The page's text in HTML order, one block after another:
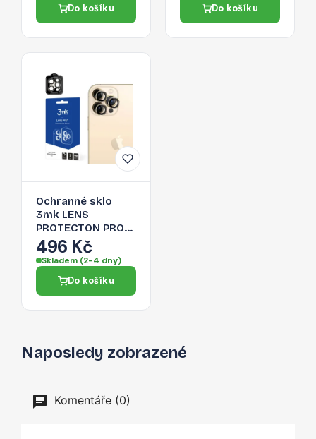
Do košíku Do košíku
Ochranné sklo
3mk LENS
PROTECTON PRO
pro iPhone 13 Pro
Max / iPhone 13
Pro - zlatá
496 Kč
Skladem (2-4 dny)
Do košíku
Naposledy zobrazené
Komentáře (0)